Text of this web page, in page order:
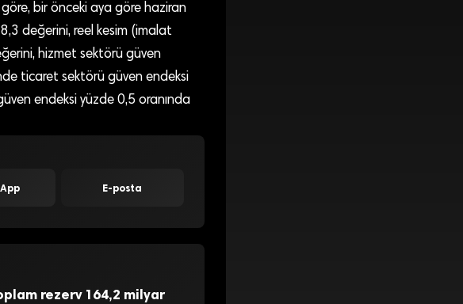
bir önceki aya göre haziran
değerini, reel kesim (imalat
hizmet sektörü güven
ticaret sektörü güven endeksi
endeksi yüzde 0,5 oranında
E-posta
rezerv 164,2 milyar